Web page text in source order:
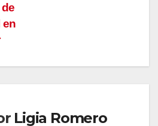
en
Ligia Romero